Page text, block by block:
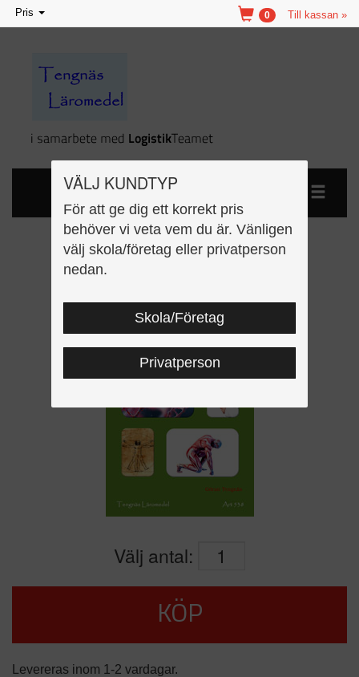
VÄLJ KUNDTYP
För att ge dig ett korrekt pris
behöver vi veta vem du är. Vänligen
välj skola/företag eller privatperson
nedan.
Skola/Företag
Privatperson
Toggle
navigation
Pris Till kassan »
0
Enkel Biologi 7-9 - del 2
Välj antal:
KÖP
Levereras inom 1-2 vardagar.